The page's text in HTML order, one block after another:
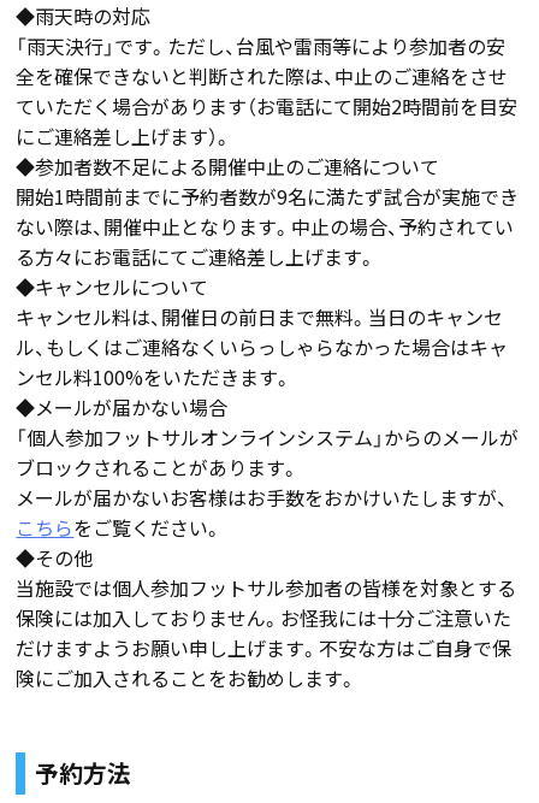
◆雨天時の対応
「雨天決行」です。ただし、台風や雷雨等により参加者の安
全を確保できないと判断された際は、中止のご連絡をさせ
ていただく場合があります（お電話にて開始2時間前を目安
にご連絡差し上げます）。
◆参加者数不足による開催中止のご連絡について
開始1時間前までに予約者数が9名に満たず試合が実施でき
ない際は、開催中止となります。中止の場合、予約されてい
る方々にお電話にてご連絡差し上げます。
◆キャンセルについて
キャンセル料は、開催日の前日まで無料。当日のキャンセ
ル、もしくはご連絡なくいらっしゃらなかった場合はキャ
ンセル料100%をいただきます。
◆メールが届かない場合
「個人参加フットサルオンラインシステム」からのメールが
ブロックされることがあります。
メールが届かないお客様はお手数をおかけいたしますが、
こちらをご覧ください。
◆その他
当施設では個人参加フットサル参加者の皆様を対象とする
保険には加入しておりません。お怪我には十分ご注意いた
だけますようお願い申し上げます。不安な方はご自身で保
険にご加入されることをお勧めします。
予約方法